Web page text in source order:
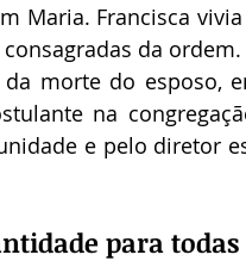
Maria. Francisca
da
morte do esposo,
na
e pelo diretor
para todas